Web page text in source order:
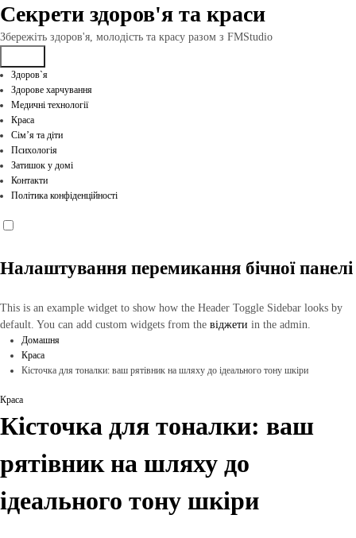
Перейти
до
вмісту
Секрети здоров'я та краси
Збережіть здоров'я, молодість та красу разом з FMStudio
Здоров`я
Здорове харчування
Медичні технології
Краса
Сім’я та діти
Психологія
Затишок у домі
Контакти
Політика конфіденційності
Налаштування перемикання бічної панелі
This is an example widget to show how the Header Toggle Sidebar looks by
default. You can add custom widgets from the віджети in the admin.
Домашня
Краса
Кісточка для тоналки: ваш рятівник на шляху до ідеального тону шкіри
Краса
Кісточка для тоналки: ваш
рятівник на шляху до
ідеального тону шкіри